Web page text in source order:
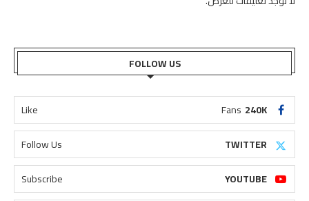
FOLLOW US
240K
Fans
Like
TWITTER
Follow Us
YOUTUBE
Subscribe